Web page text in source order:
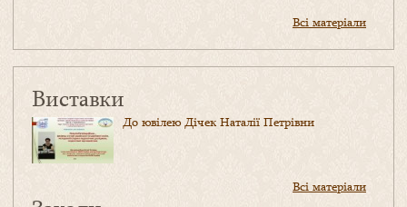
Всі матеріали
Виставки
До ювілею Дічек Наталії Петрівни
Всі матеріали